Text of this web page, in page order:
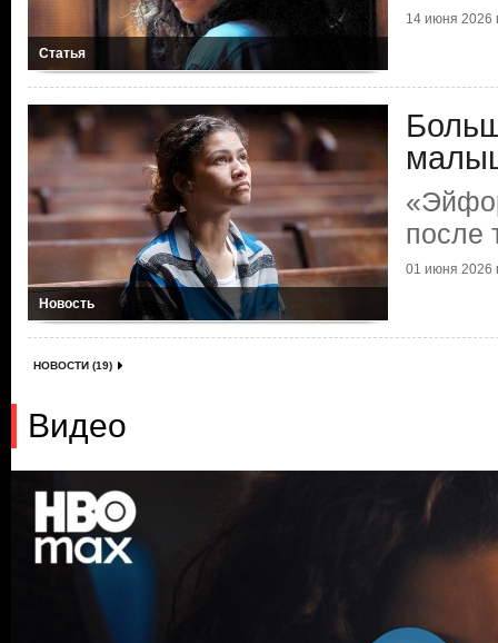
Статья
14 июня 2026
Новость
после
01 июня 2026
НОВОСТИ (19)
Видео